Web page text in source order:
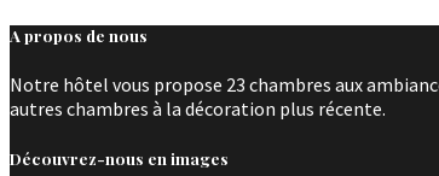
A propos de nous
Notre hôtel vous propose 23 chambres aux
autres chambres à la décoration plus récente.
Découvrez-nous en images